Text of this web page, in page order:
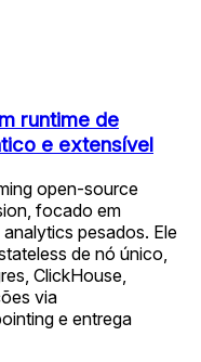
runtime de
e extensível
open-source
focado em
pesados. Ele
de nó único,
ClickHouse,
via
e entrega